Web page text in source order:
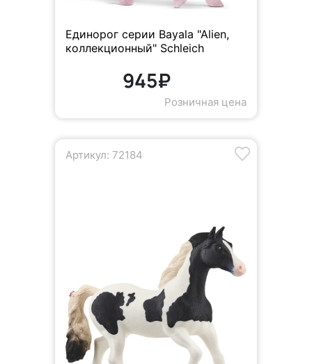
Единорог серии Bayala "Alien,
коллекционный" Schleich
945₽
Розничная цена
Артикул: 72184